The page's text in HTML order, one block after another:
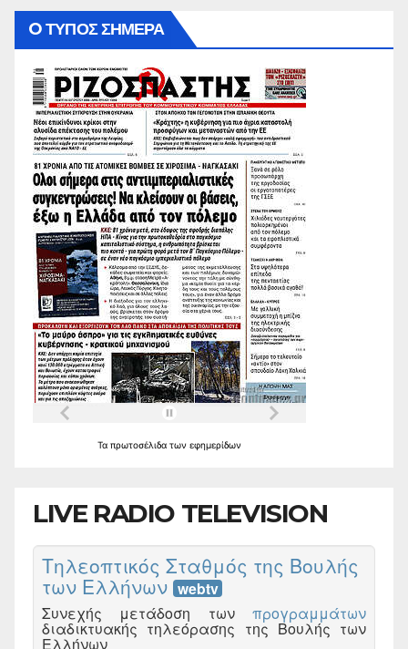
O ΤΥΠΟΣ ΣΗΜΕΡΑ
Τα πρωτοσέλιδα των εφημερίδων
LIVE RADIO TELEVISION